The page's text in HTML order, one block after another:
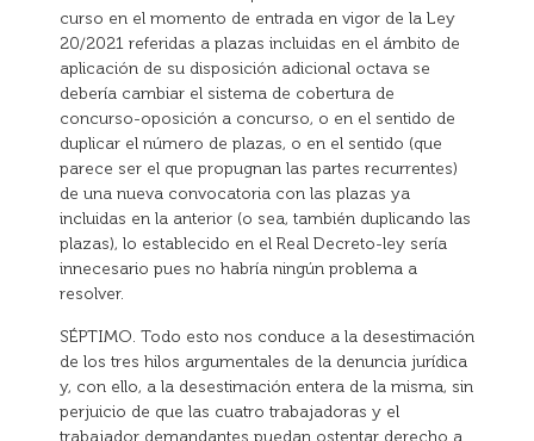
curso en el momento de entrada en vigor de la Ley
20/2021 referidas a plazas incluidas en el ámbito de
aplicación de su disposición adicional octava se
debería cambiar el sistema de cobertura de
concurso-oposición a concurso, o en el sentido de
duplicar el número de plazas, o en el sentido (que
parece ser el que propugnan las partes recurrentes)
de una nueva convocatoria con las plazas ya
incluidas en la anterior (o sea, también duplicando las
plazas), lo establecido en el Real Decreto-ley sería
innecesario pues no habría ningún problema a
resolver.
SÉPTIMO. Todo esto nos conduce a la desestimación
de los tres hilos argumentales de la denuncia jurídica
y, con ello, a la desestimación entera de la misma, sin
perjuicio de que las cuatro trabajadoras y el
trabajador demandantes puedan ostentar derecho a